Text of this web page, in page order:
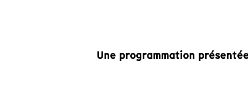
Une programmation